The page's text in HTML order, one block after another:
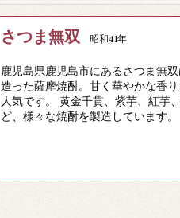
さつま無双 昭和41年
鹿児島県鹿児島市にあるさつま無
造った薩摩焼酎。甘く華やかな香
人気です。 黄金千貫、紫芋、紅芋
ど、様々な焼酎を製造しています。